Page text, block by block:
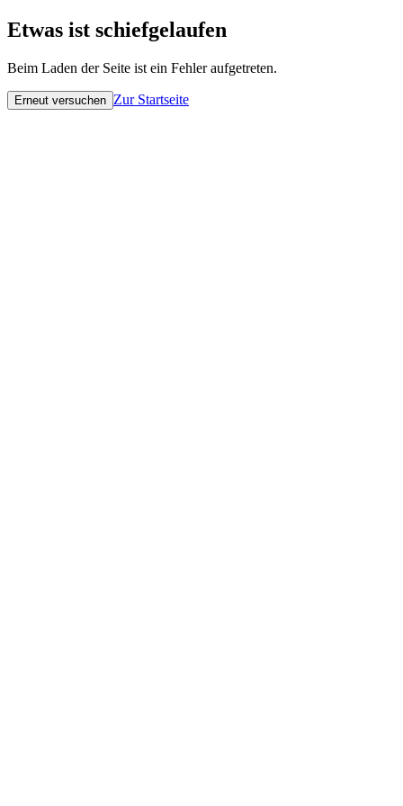
Etwas ist schiefgelaufen
Beim Laden der Seite ist ein Fehler aufgetreten.
Erneut versuchen Zur Startseite